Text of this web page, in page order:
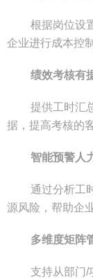
根据岗位设
企业进行成本控制
绩效考核有
提供工时汇
据，提高考核的
智能预警人
通过分析工
源风险，帮助企
多维度矩阵
支持从部门/